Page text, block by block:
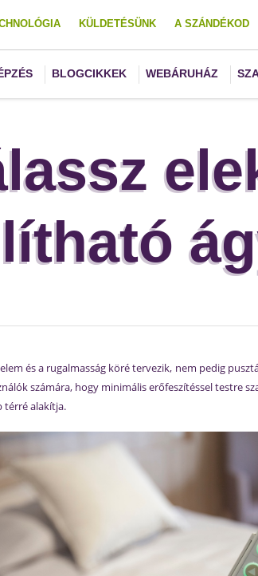
KÜLDETÉSÜNK A SZÁNDÉKOD
BLOGCIKKEK WEBÁRUHÁZ
és a rugalmasság köré tervezik, nem pedig
számára, hogy minimális erőfeszítéssel testre
térré alakítja.